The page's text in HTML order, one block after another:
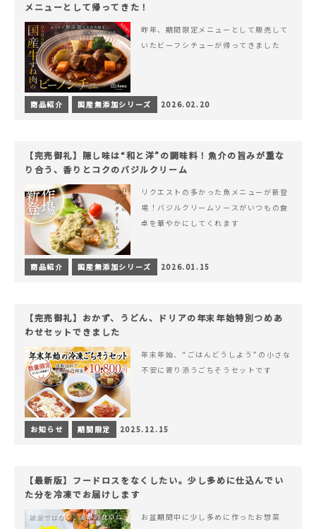
メニューとして帰ってきた！
昨年、期間限定メニューとして販売して
いたビーフシチューが帰ってきました
商品紹介 国産無添加シリーズ 2026.02.20
【完売御礼】隠し味は“和と洋”の調味料！魚介の旨みが重な
り合う、香りとコクのバジルクリーム
リクエストの多かった魚メニューが新登
場！バジルクリームソースがいつもの食
卓を華やかにしてくれます
商品紹介 国産無添加シリーズ 2026.01.15
【完売御礼】おかず、うどん、ドリアの年末年始特別つめあ
わせセットできました
年末年始、“ごはんどうしよう”の小さな
不安に寄り添うごちそうセットです
お知らせ 期間限定 2025.12.15
【最新版】フードロスをなくしたい。少し多めに仕込んでい
た分を冷凍でお届けします
お盆期間中に少し多めに作ったお惣菜